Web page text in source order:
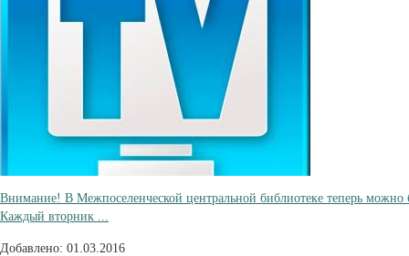
Внимание! В Межпоселенческой центральной библиотеке теперь можно
Каждый вторник ...
Добавлено: 01.03.2016